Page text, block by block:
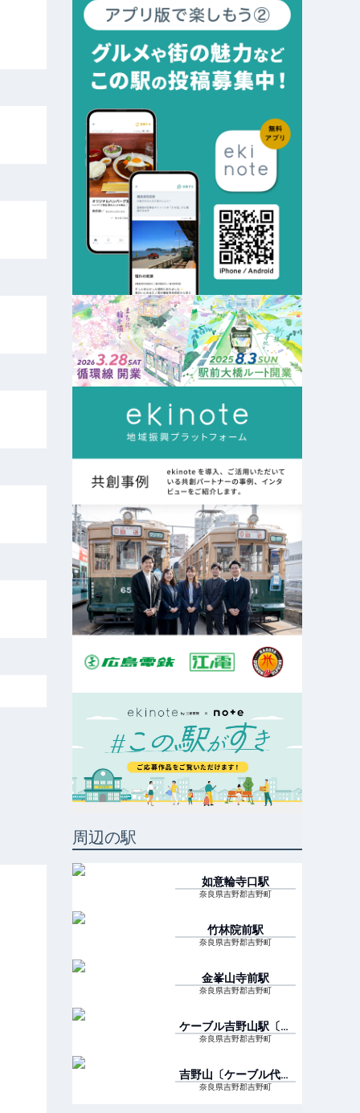
周辺の駅
如意輪寺口駅
奈良県吉野郡吉野町
竹林院前駅
奈良県吉野郡吉野町
金峯山寺前駅
奈良県吉野郡吉野町
ケーブル吉野山駅〔奥
千本口線〕駅
奈良県吉野郡吉野町
吉野山〔ケーブル代行
バス〕駅
奈良県吉野郡吉野町